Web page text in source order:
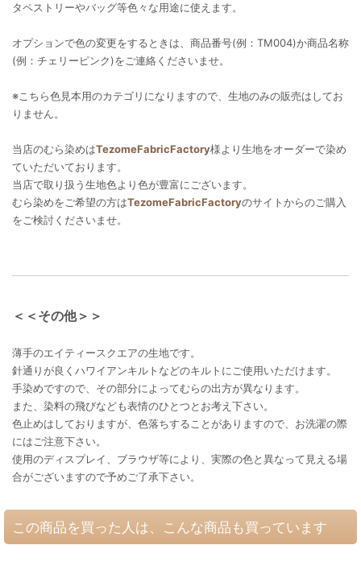
タペストリーやバッグ等色々な用途に使えます。
オプションで色の変更をするときは、商品番号(例：TM004)か商品名称
(例：チェリーピンク)をご連絡くださいませ。
※こちら色見本用のカテゴリになりますので、生地のみの販売はしてお
りません。
当店のむら染めはTezomeFabricFactory様より生地をオーダーで染め
ていただいております。
当店で取り扱う生地色より色が豊富にございます。
むら染めをご希望の方はTezomeFabricFactoryのサイトからのご購入
をご検討くださいませ。
＜＜その他＞＞
薄手のエイティースクエアの生地です。
針通りが良くハワイアンキルトなどのキルトにご使用いただけます。
手染めですので、その部分によってむらの出方が異なります。
また、染料の飛びなども表情のひとつとお考え下さい。
色止めはしておりますが、色落ちすることがありますので、お洗濯の際
にはご注意下さい。
使用のディスプレイ、ブラウザ等により、実際の色と異なって見える場
合がございますので予めご了承下さい。
この商品を買った人は、こんな商品も買っています